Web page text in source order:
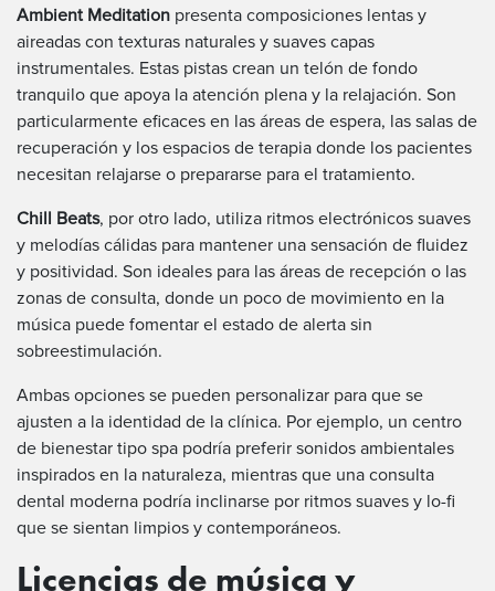
Ambient Meditation presenta composiciones lentas y
aireadas con texturas naturales y suaves capas
instrumentales. Estas pistas crean un telón de fondo
tranquilo que apoya la atención plena y la relajación. Son
particularmente eficaces en las áreas de espera, las salas de
recuperación y los espacios de terapia donde los pacientes
necesitan relajarse o prepararse para el tratamiento.
Chill Beats, por otro lado, utiliza ritmos electrónicos suaves
y melodías cálidas para mantener una sensación de fluidez
y positividad. Son ideales para las áreas de recepción o las
zonas de consulta, donde un poco de movimiento en la
música puede fomentar el estado de alerta sin
sobreestimulación.
Ambas opciones se pueden personalizar para que se
ajusten a la identidad de la clínica. Por ejemplo, un centro
de bienestar tipo spa podría preferir sonidos ambientales
inspirados en la naturaleza, mientras que una consulta
dental moderna podría inclinarse por ritmos suaves y lo-fi
que se sientan limpios y contemporáneos.
Licencias de música y